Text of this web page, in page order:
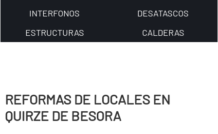
INTERFONOS
DESATASCOS
ESTRUCTURAS
CALDERAS
REFORMAS DE LOCALES EN
QUIRZE DE BESORA